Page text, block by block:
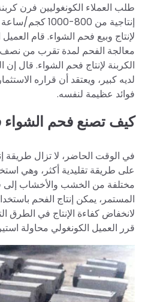
طلب العملاء الكونغوليين فرن
إنتاجية من 800-
لإنتاج وبيع فحم الشواء. قام
معالجة الفحم لمدة تقرب من
الكربنة لإنتاج فحم الشواء. قال
لديه كبير، ويعتقد أن قراره
فوائد عظيمة لنفسه.
كيف تصنع فحم الشواء
في الوقت الحاضر، لا تزال طريقة
على طريقة تقليدية أكثر، وهي
مختلفة من الخشب والأخشاب
المستمر، يمكن إنتاج الفحم
لانخفاض كفاءة الإنتاج في الطرق
قرر العميل الكونغولي محاولة